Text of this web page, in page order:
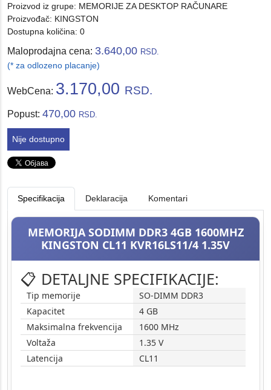
Proizvod iz grupe: MEMORIJE ZA DESKTOP RAČUNARE
Proizvođač: KINGSTON
Dostupna količina: 0
Maloprodajna cena: 3.640,00 RSD.
(* za odlozeno placanje)
WebCena: 3.170,00 RSD.
Popust: 470,00 RSD.
Nije dostupno
Specifikacija Deklaracija Komentari
MEMORIJA SODIMM DDR3 4GB 1600MHZ
KINGSTON CL11 KVR16LS11/4 1.35V
📋 DETALJNE SPECIFIKACIJE:
Tip memorije
SO-DIMM DDR3
Kapacitet
4 GB
Maksimalna frekvencija
1600 MHz
Voltaža
1.35 V
Latencija
CL11